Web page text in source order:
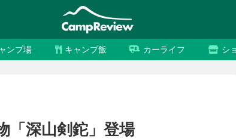
ンプ場 キャンプ飯 カーライフ シ
「深山剣鉈」登場